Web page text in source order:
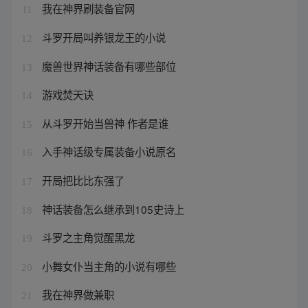
我在神界刷装备官网
12 斗罗开局叫养银龙王的小说
13 魔兽世界神话装备有哪些部位
14 游戏焚天诀
15 从斗罗开始当兽神 作者是谁
16 入手神话级专属装备小说原名
17 开局把比比东强了
18 神话装备怎么继承到105史诗上
19 斗罗之主角觉醒黑龙
20 小舞女仆当主角的小说有哪些
21 我在神界做兼职